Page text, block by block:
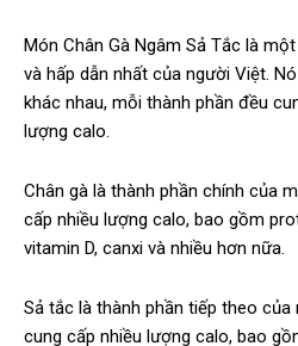
Món Chân Gà Ngâm Sả Tắc là
và hấp dẫn nhất của người Việt.
khác nhau, mỗi thành phần đều
lượng calo.
Chân gà là thành phần chính của
cấp nhiều lượng calo, bao gồm
vitamin D, canxi và nhiều hơn nữa.
Sả tắc là thành phần tiếp theo của
cung cấp nhiều lượng calo, bao